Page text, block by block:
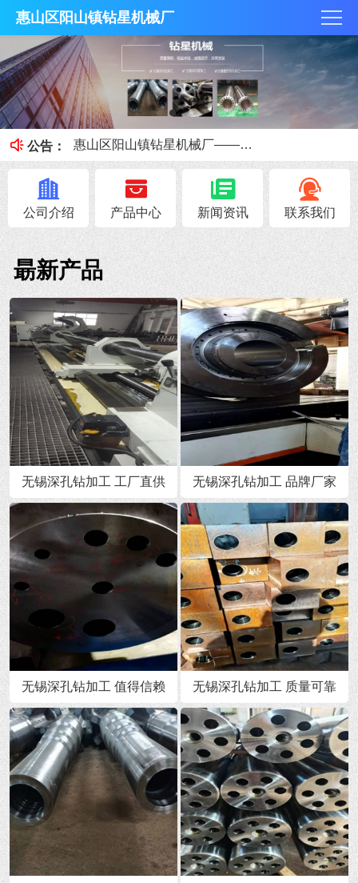
惠山区阳山镇钻星机械厂
公告：
钻星机械厂加工出拥有较好尺寸公差的深孔钻加工
惠山区阳山镇钻星机械厂为您讲解排屑槽进行排屑的数控深孔钻加工
惠山区阳山镇钻星机械厂——深孔钻机床如何选择夹头
深孔加工工艺的六大工艺特点简述
公司介绍 产品中心 新闻资讯 联系我们
朂新产品
无锡深孔钻加工 工厂直供 无锡深孔钻加工 品牌厂家
无锡深孔钻加工 值得信赖 无锡深孔钻加工 质量可靠